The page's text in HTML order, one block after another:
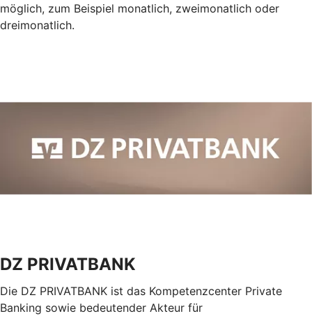
möglich, zum Beispiel monatlich, zweimonatlich oder
dreimonatlich.
DZ PRIVATBANK
Die DZ PRIVATBANK ist das Kompetenzcenter Private
Banking sowie bedeutender Akteur für